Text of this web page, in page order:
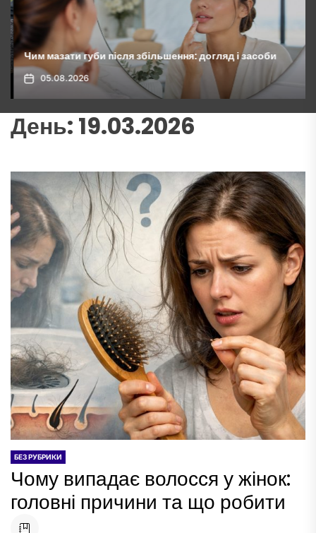
Чим мазати губи після збільшення: догляд і засоби
05.08.2026
День: 19.03.2026
БЕЗ РУБРИКИ
Чому випадає волосся у жінок:
головні причини та що робити